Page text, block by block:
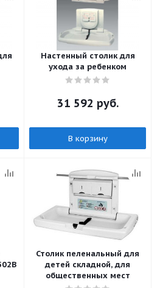
Настенный столик для
ухода за ребенком
31 592 руб.
В корзину
Столик пеленальный для
детей складной, для
общественных мест